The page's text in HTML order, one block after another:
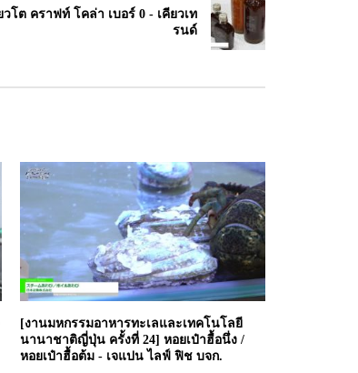
โต คราฟท์ โคล่า เบอร์ 0 - เคียวเท
รนด์
[งานมหกรรมอาหารทะเลและเทคโนโลยี
นานาชาติญี่ปุ่น ครั้งที่ 24] หอยเป๋าฮื้อนึ่ง /
หอยเป๋าฮื้อต้ม - เจแปน ไลฟ์ ฟิช บจก.